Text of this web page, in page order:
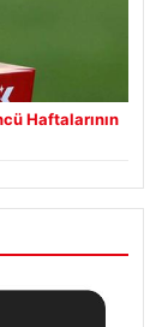
Haftalarının